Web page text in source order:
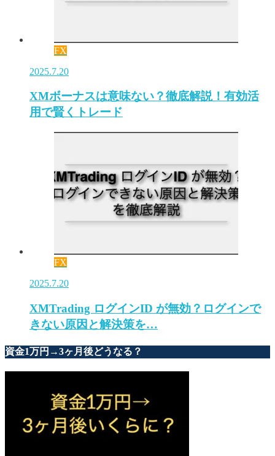
FX
2025.7.20
XMボーナスは意味ない？徹底解説！有効活
用で賢くトレード
FX
2025.7.20
XMTrading ログインID が無効？ログインで
きない原因と解決策を…
資金1万円→3ヶ月後どうなる？